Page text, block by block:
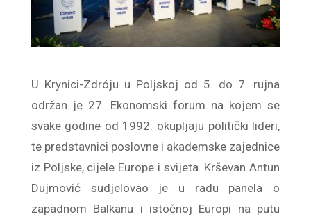
U Krynici-Zdróju u Poljskoj od 5. do 7. rujna
održan je 27. Ekonomski forum na kojem se
svake godine od 1992. okupljaju politički lideri,
te predstavnici poslovne i akademske zajednice
iz Poljske, cijele Europe i svijeta. Krševan Antun
Dujmović sudjelovao je u radu panela o
zapadnom Balkanu i istočnoj Europi na putu